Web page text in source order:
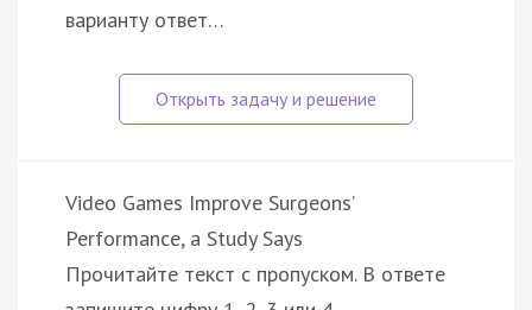
варианту ответ…
Video Games Improve Surgeons’
Performance, a Study Says
Прочитайте текст с пропуском. В ответе